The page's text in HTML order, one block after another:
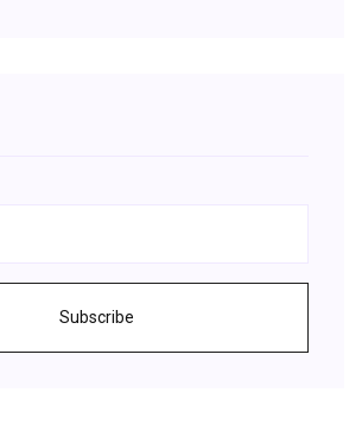
Subscribe